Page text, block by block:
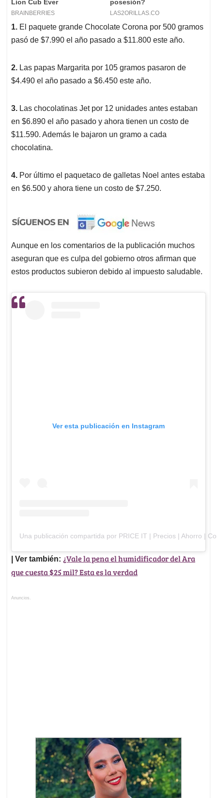
1. El paquete grande Chocolate Corona por 500 gramos
pasó de $7.990 el año pasado a $11.800 este año.
2. Las papas Margarita por 105 gramos pasaron de
$4.490 el año pasado a $6.450 este año.
3. Las chocolatinas Jet por 12 unidades antes estaban
en $6.890 el año pasado y ahora tienen un costo de
$11.590. Además le bajaron un gramo a cada
chocolatina.
4. Por último el paquetaco de galletas Noel antes estaba
en $6.500 y ahora tiene un costo de $7.250.
Aunque en los comentarios de la publicación muchos
aseguran que es culpa del gobierno otros afirman que
estos productos subieron debido al impuesto saludable.
Ver esta publicación en Instagram
Una publicación compartida por PRICE IT | Precios | Ahorro |
| Ver también: ¿Vale la pena el humidificador del Ara
que cuesta $25 mil? Esta es la verdad
Anuncios.